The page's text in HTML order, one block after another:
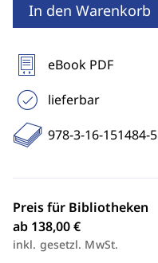
In den Warenkorb
eBook PDF
lieferbar
978-3-16-151484-5
Preis für Bibliotheken
ab 138,00 €
inkl. gesetzl. MwSt.